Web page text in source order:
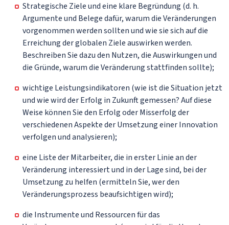
Strategische Ziele und eine klare Begründung (d. h.
Argumente und Belege dafür, warum die Veränderungen
vorgenommen werden sollten und wie sie sich auf die
Erreichung der globalen Ziele auswirken werden.
Beschreiben Sie dazu den Nutzen, die Auswirkungen und
die Gründe, warum die Veränderung stattfinden sollte);
wichtige Leistungsindikatoren (wie ist die Situation jetzt
und wie wird der Erfolg in Zukunft gemessen? Auf diese
Weise können Sie den Erfolg oder Misserfolg der
verschiedenen Aspekte der Umsetzung einer Innovation
verfolgen und analysieren);
eine Liste der Mitarbeiter, die in erster Linie an der
Veränderung interessiert und in der Lage sind, bei der
Umsetzung zu helfen (ermitteln Sie, wer den
Veränderungsprozess beaufsichtigen wird);
die Instrumente und Ressourcen für das